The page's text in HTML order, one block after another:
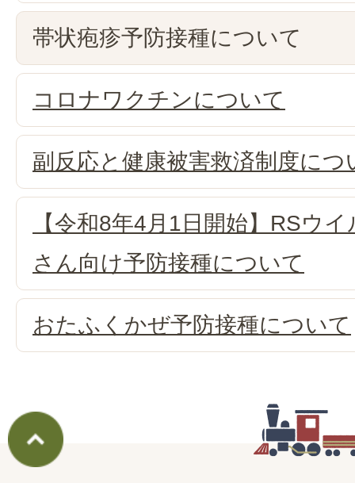
帯状疱疹予防接種について
コロナワクチンについて
副反応と健康被害救済制度につ
【令和8年4月1日開始】RSウ
さん向け予防接種について
おたふくかぜ予防接種について